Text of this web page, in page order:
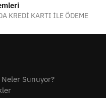
KREDİ KARTI İLE ÖDEME
Sunuyor?